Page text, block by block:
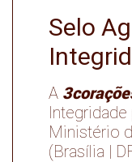
Selo
A
Ministério
(Brasília |